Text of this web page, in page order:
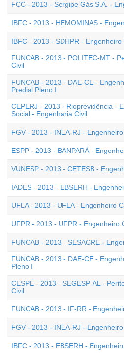
FCC - 2013 - Sergipe Gás S.A. -
IBFC - 2013 - HEMOMINAS -
IBFC - 2013 - SDHPR - Engenheiro
FUNCAB - 2013 - POLITEC-MT -
Civil
FUNCAB - 2013 - DAE-CE -
Predial Pleno I
CEPERJ - 2013 - Rioprevidência -
Social - Engenharia Civil
FGV - 2013 - INEA-RJ -
ESPP - 2013 - BANPARÁ -
VUNESP - 2013 - CETESB -
IADES - 2013 - EBSERH -
UFLA - 2013 - UFLA - Engenheiro
UFPR - 2013 - UFPR - Engenheiro
FUNCAB - 2013 - SESACRE -
FUNCAB - 2013 - DAE-CE -
Pleno I
CESPE - 2013 - SEGESP-AL -
Civil
FUNCAB - 2013 - IF-RR -
FGV - 2013 - INEA-RJ -
IBFC - 2013 - EBSERH -